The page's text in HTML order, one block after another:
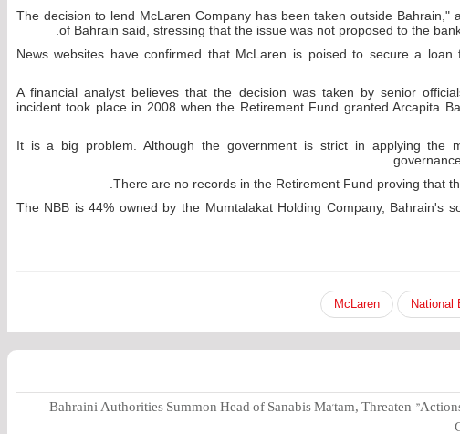
"The decision to lend McLaren Company has been taken outside Bahrain,"
of Bahrain said, stressing that the issue was not proposed to the
News websites have confirmed that McLaren is poised to secure a
A financial analyst believes that the decision was taken by senior
incident took place in 2008 when the Retirement Fund granted Arcapita
"It is a big problem. Although the government is strict in applying the
There are no records in the Retirement Fund proving that
The NBB is 44% owned by the Mumtalakat Holding Company, Bahrain's
National
McLaren
Bahraini Authorities Summon Head of Sanabis Ma'tam, Threaten